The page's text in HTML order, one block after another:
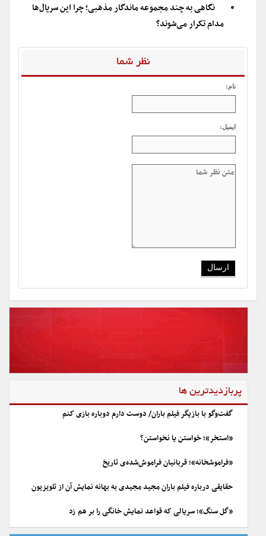
نگاهی به چند مجموعه ماندگار مذهبی؛ چرا این سریال‌ها
مدام تکرار می‌شوند؟
نظر شما
نام:
ایمیل:
پربازدیدترین ها
گفت‌وگو با بازیگر فیلم باران/ دوست دارم دوباره بازی کنم
«استخر»؛ خواستن یا نخواستن؟
«فراموشخانه»؛ قربانیان فراموش‌شده‌ی تاریخ
حقایقی درباره فیلم باران مجید مجیدی به بهانه نمایش آن از تلویزیون
«گل سنگ»؛ سریالی که قواعد نمایش خانگی را بر هم زد